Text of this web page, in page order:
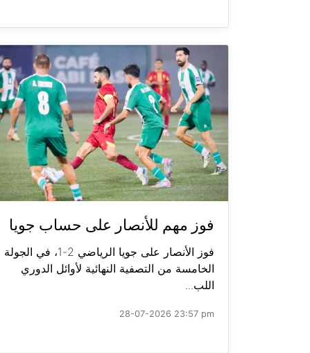
فوز مهم للأنصار على حساب جويا
فوز الأنصار على جويا الرياضي 2-1، في الجولة
الخامسة من التصفية النهائية لأوائل الدوري
اللب...
28-07-2026 23:57 pm